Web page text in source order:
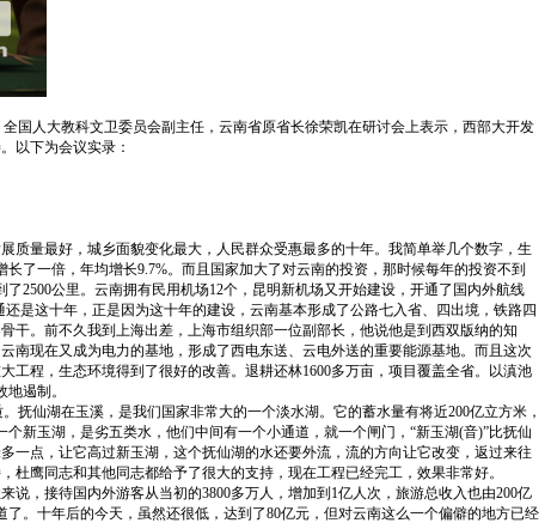
国人大教科文卫委员会副主任，云南省原省长徐荣凯在研讨会上表示，西部大开发
以下为会议实录：
质量最好，城乡面貌变化最大，人民群众受惠最多的十年。我简单举几个数字，生
了一倍，年均增长9.7%。而且国家加大了对云南的投资，那时候每年的投资不到
2500公里。云南拥有民用机场12个，昆明新机场又开始建设，开通了国内外航线
是这十年，正是因为这十年的建设，云南基本形成了公路七入省、四出境，铁路四
干。前不久我到上海出差，上海市组织部一位副部长，他说他是到西双版纳的知
现在又成为电力的基地，形成了西电东送、云电外送的重要能源基地。而且这次
程，生态环境得到了很好的改善。退耕还林1600多万亩，项目覆盖全省。以滇池
遏制。
仙湖在玉溪，是我们国家非常大的一个淡水湖。它的蓄水量有将近200亿立方米，
新玉湖，是劣五类水，他们中间有一个小通道，就一个闸门，“新玉湖(音)”比抚仙
点，让它高过新玉湖，这个抚仙湖的水还要外流，流的方向让它改变，返过来往
鹰同志和其他同志都给予了很大的支持，现在工程已经完工，效果非常好。
，接待国内外游客从当初的3800多万人，增加到1亿人次，旅游总收入也由200亿
。十年后的今天，虽然还很低，达到了80亿元，但对云南这么一个偏僻的地方已经